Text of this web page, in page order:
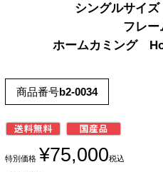
シングルサイズ
フレー
ホームカミング
商品番号b2-0034
特別価格 ¥75,000税込